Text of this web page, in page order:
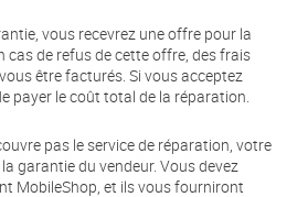
vous recevrez une offre pour la
cas de refus de cette offre, des frais
être facturés. Si vous acceptez
payer le coût total de la réparation.
pas le service de réparation, votre
garantie du vendeur. Vous devez
MobileShop, et ils vous fourniront